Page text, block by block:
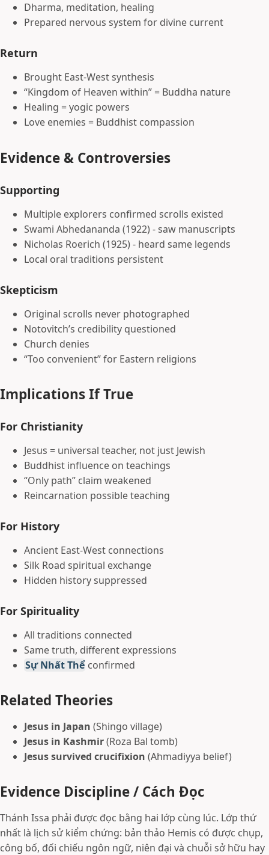
Dharma, meditation, healing
Prepared nervous system for divine current
Return
Brought East-West synthesis
“Kingdom of Heaven within” = Buddha nature
Healing = yogic powers
Love enemies = Buddhist compassion
Evidence & Controversies
Supporting
Multiple explorers confirmed scrolls existed
Swami Abhedananda (1922) - saw manuscripts
Nicholas Roerich (1925) - heard same legends
Local oral traditions persistent
Skepticism
Original scrolls never photographed
Notovitch’s credibility questioned
Church denies
“Too convenient” for Eastern religions
Implications If True
For Christianity
Jesus = universal teacher, not just Jewish
Buddhist influence on teachings
“Only path” claim weakened
Reincarnation possible teaching
For History
Ancient East-West connections
Silk Road spiritual exchange
Hidden history suppressed
For Spirituality
All traditions connected
Same truth, different expressions
Sự Nhất Thể confirmed
Related Theories
Jesus in Japan (Shingo village)
Jesus in Kashmir(Roza Bal tomb)
Jesus survived crucifixion (Ahmadiyya belief)
Evidence Discipline / Cách Đọc
Thánh Issa phải được đọc bằng hai lớp cùng lúc. Lớp thứ
nhất là lịch sử kiểm chứng: bản thảo Hemis có được chụp,
công bố, đối chiếu ngôn ngữ, niên đại và chuỗi sở hữu hay